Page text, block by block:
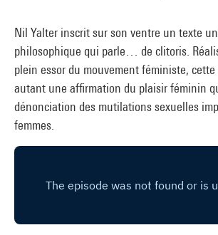
Nil Yalter inscrit sur son ventre un texte
philosophique qui parle… de clitoris.
plein essor du mouvement féministe,
autant une affirmation du plaisir féminin
dénonciation des mutilations sexuelles
femmes.